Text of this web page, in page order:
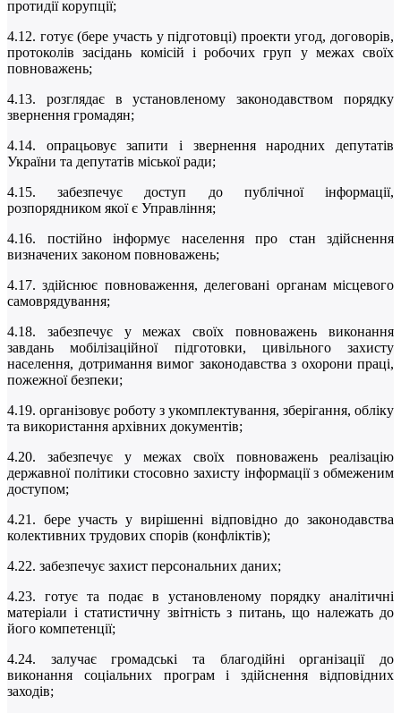
протидії корупції;
4.12. готує (бере участь у підготовці) проекти угод, договорів,
протоколів засідань комісій і робочих груп у межах своїх
повноважень;
4.13. розглядає в установленому законодавством порядку
звернення громадян;
4.14. опрацьовує запити і звернення народних депутатів
України та депутатів міської ради;
4.15. забезпечує доступ до публічної інформації,
розпорядником якої є Управління;
4.16. постійно інформує населення про стан здійснення
визначених законом повноважень;
4.17. здійснює повноваження, делеговані органам місцевого
самоврядування;
4.18. забезпечує у межах своїх повноважень виконання
завдань мобілізаційної підготовки, цивільного захисту
населення, дотримання вимог законодавства з охорони праці,
пожежної безпеки;
4.19. організовує роботу з укомплектування, зберігання, обліку
та використання архівних документів;
4.20. забезпечує у межах своїх повноважень реалізацію
державної політики стосовно захисту інформації з обмеженим
доступом;
4.21. бере участь у вирішенні відповідно до законодавства
колективних трудових спорів (конфліктів);
4.22. забезпечує захист персональних даних;
4.23. готує та подає в установленому порядку аналітичні
матеріали і статистичну звітність з питань, що належать до
його компетенції;
4.24. залучає громадські та благодійні організації до
виконання соціальних програм і здійснення відповідних
заходів;